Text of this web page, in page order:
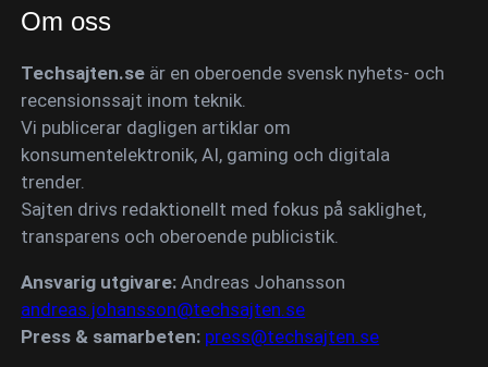
Om oss
Techsajten.se är en oberoende svensk nyhets- och
recensionssajt inom teknik.
Vi publicerar dagligen artiklar om
konsumentelektronik, AI, gaming och digitala
trender.
Sajten drivs redaktionellt med fokus på saklighet,
transparens och oberoende publicistik.
Ansvarig utgivare: Andreas Johansson
andreas.johansson@techsajten.se
Press & samarbeten: press@techsajten.se